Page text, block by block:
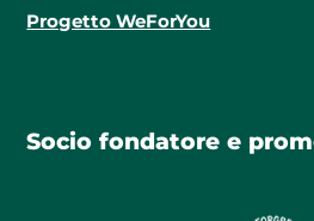
Progetto WeForYou
Socio fondatore e